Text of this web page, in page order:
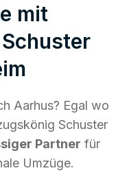
mit
Aarhus? Egal wo
Schuster
Partner für
Umzüge.